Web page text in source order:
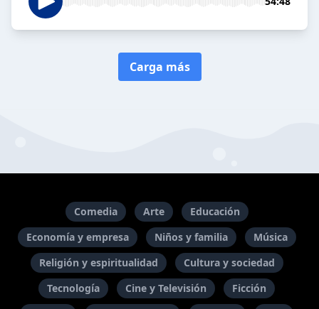
Carga más
Comedia Arte
Educación
Economía y empresa
Niños y familia
Música
Religión y espiritualidad
Cultura y sociedad
Tecnología
Cine y Televisión
Ficción